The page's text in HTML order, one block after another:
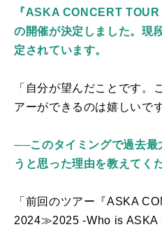
『ASKA CONCERT
の開催が決定しました。現
定されています。
「自分が望んだことです。
アーができるのは嬉しいで
──このタイミングで過去最
うと思った理由を教えてく
「前回のツアー『ASKA
2024≫2025 -Who is ASKA